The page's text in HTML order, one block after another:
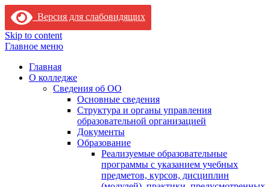
Версия для слабовидящих
Skip to content
Главное меню
Главная
О колледже
Сведения об ОО
Основные сведения
Структура и органы управления
образовательной организацией
Документы
Образование
Реализуемые образовательные
программы с указанием учебных
предметов, курсов, дисциплин